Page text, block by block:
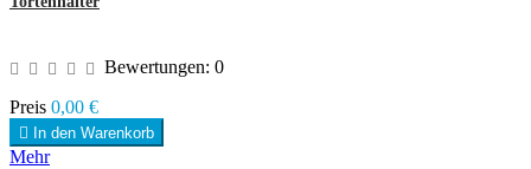
Bewertungen: 0
Preis 0,00 €
 In den Warenkorb
Mehr